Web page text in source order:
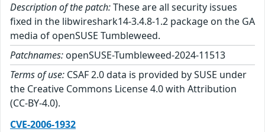
Description of the patch:These are all security issues
fixed in the libwireshark14-3.4.8-1.2 package on the GA
media of openSUSE Tumbleweed.
Patchnames: openSUSE-Tumbleweed-2024-11513
Terms of use: CSAF 2.0 data is provided by SUSE under
the Creative Commons License 4.0 with Attribution
(CC-BY-4.0).
CVE-2006-1932